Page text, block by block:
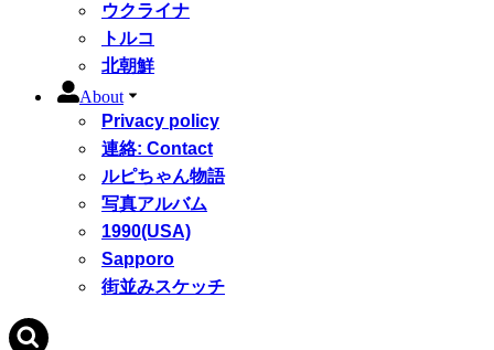
ウクライナ
トルコ
北朝鮮
About
Privacy policy
連絡: Contact
ルピちゃん物語
写真アルバム
1990(USA)
Sapporo
街並みスケッチ